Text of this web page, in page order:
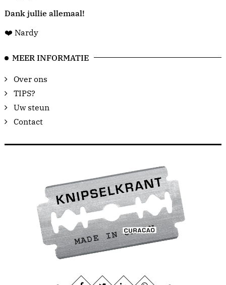
Dank jullie allemaal!
❤️ Nardy
MEER INFORMATIE
Over ons
TIPS?
Uw steun
Contact